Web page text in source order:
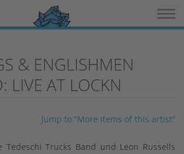
& ENGLISHMEN
LIVE AT LOCKN
Jump to “More items of this artist”
Tedeschi Trucks Band und Leon Russells